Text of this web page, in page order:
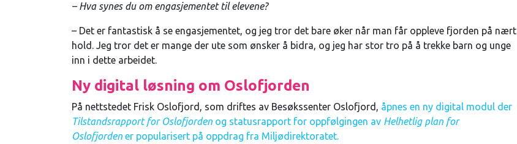
– Hva synes du om engasjementet til elevene?
– Det er fantastisk å se engasjementet, og jeg tror det bare øker når man får oppleve fjorden på nært
hold. Jeg tror det er mange der ute som ønsker å bidra, og jeg har stor tro på å trekke barn og unge
inn i dette arbeidet.
Ny digital løsning om Oslofjorden
På nettstedet Frisk Oslofjord, som driftes av Besøkssenter Oslofjord, åpnes en ny digital modul der
Tilstandsrapport for Oslofjorden og statusrapport for oppfølgingen av Helhetlig plan for
Oslofjorden er popularisert på oppdrag fra Miljødirektoratet.